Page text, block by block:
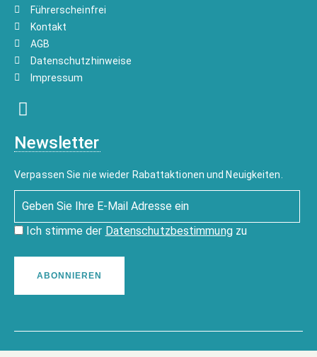
Führerscheinfrei
Kontakt
AGB
Datenschutzhinweise
Impressum
Newsletter
Verpassen Sie nie wieder Rabattaktionen und Neuigkeiten.
Ich stimme der Datenschutzbestimmungzu
ABONNIEREN